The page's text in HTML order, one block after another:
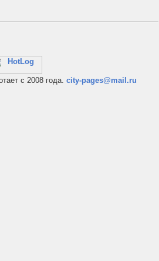
с 2008 года. city-pages@mail.ru